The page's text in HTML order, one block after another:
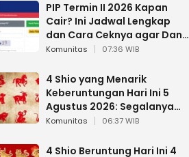
PIP Termin II 2026 Kapan
Cair? Ini Jadwal Lengkap
dan Cara Ceknya agar Dana
Tidak Hangus!
Komunitas 07:36 WIB
4 Shio yang Menarik
Keberuntungan Hari Ini 5
Agustus 2026: Segalanya
Berjalan Lancar
Komunitas 06:37 WIB
4 Shio Beruntung Hari Ini 4